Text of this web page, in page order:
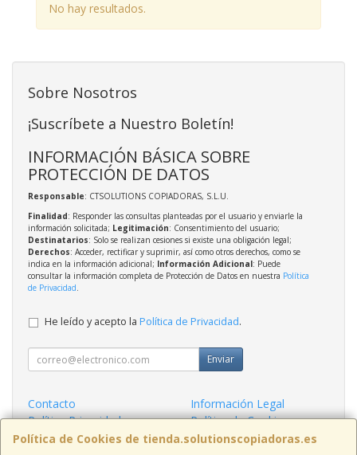
No hay resultados.
Política de Cookies de tienda.solutionscopiadoras.es
Sobre Nosotros
¡Suscríbete a Nuestro Boletín!
INFORMACIÓN BÁSICA SOBRE
PROTECCIÓN DE DATOS
Responsable: CTSOLUTIONS COPIADORAS, S.L.U.
Finalidad: Responder las consultas planteadas por el usuario y enviarle la
información solicitada; Legitimación: Consentimiento del usuario;
Destinatarios: Solo se realizan cesiones si existe una obligación legal;
Derechos: Acceder, rectificar y suprimir, así como otros derechos, como se
indica en la información adicional; Información Adicional: Puede
consultar la información completa de Protección de Datos en nuestra Política
de Privacidad.
He leído y acepto la Política de Privacidad.
Enviar
Contacto
Información Legal
Política Privacidad
Política de Cookies
Condiciones de Compra
Formas de Pago